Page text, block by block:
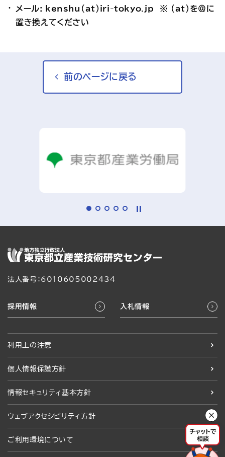
メール: kenshu(at)iri-tokyo.jp　※ (at)を＠に
置き換えてください
前のページに戻る
法人番号：6010605002434
採用情報 入札情報
利用上の注意
個人情報保護方針
情報セキュリティ基本方針
ウェブアクセシビリティ方針
ご利用環境について